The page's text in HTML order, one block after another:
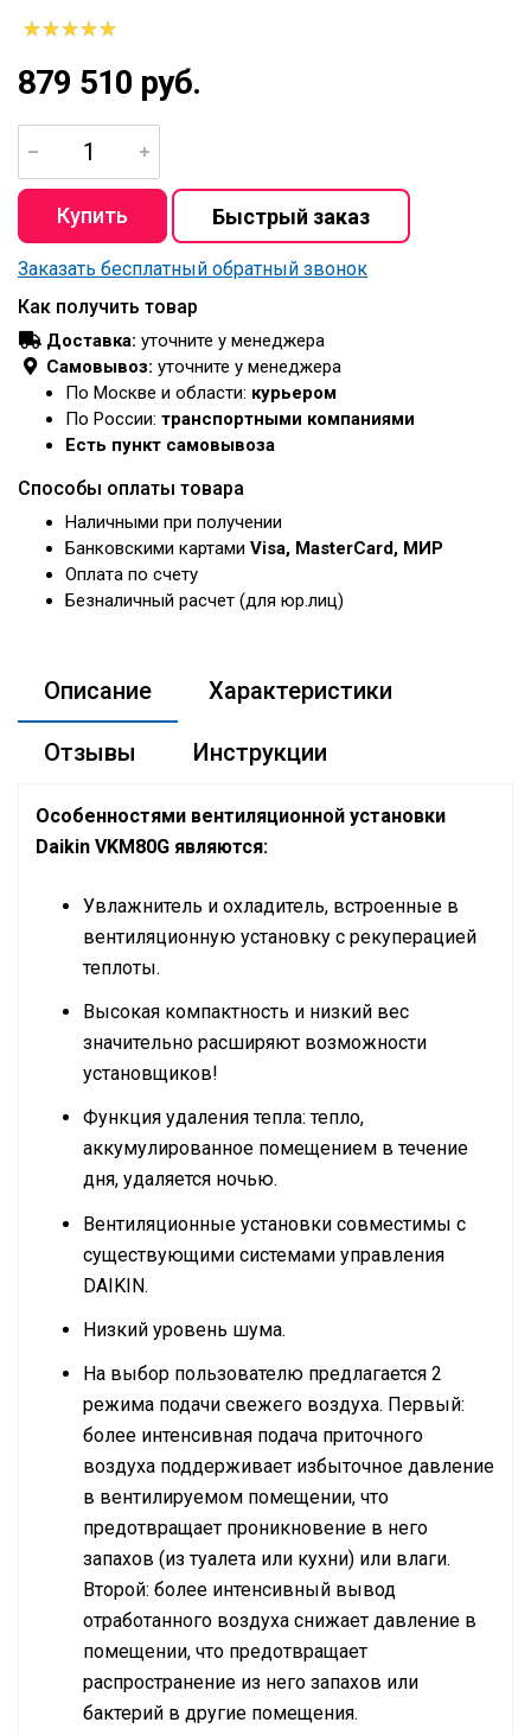
879 510 руб.
Заказать бесплатный обратный звонок
Как получить товар
Доставка: уточните у менеджера
Самовывоз: уточните у менеджера
По Москве и области: курьером
По России: транспортными компаниями
Есть пункт самовывоза
Способы оплаты товара
Наличными при получении
Банковскими картами Visa, MasterCard, МИР
Оплата по счету
Безналичный расчет (для юр.лиц)
Описание Характеристики
Отзывы Инструкции
Особенностями вентиляционной установки
Daikin VKM80G являются:
Увлажнитель и охладитель, встроенные в
вентиляционную установку с рекуперацией
теплоты.
Высокая компактность и низкий вес
значительно расширяют возможности
установщиков!
Функция удаления тепла: тепло,
аккумулированное помещением в течение
дня, удаляется ночью.
Вентиляционные установки совместимы с
существующими системами управления
DAIKIN.
Низкий уровень шума.
На выбор пользователю предлагается 2
режима подачи свежего воздуха. Первый:
более интенсивная подача приточного
воздуха поддерживает избыточное давление
в вентилируемом помещении, что
предотвращает проникновение в него
запахов (из туалета или кухни) или влаги.
Второй: более интенсивный вывод
отработанного воздуха снижает давление в
помещении, что предотвращает
распространение из него запахов или
бактерий в другие помещения.